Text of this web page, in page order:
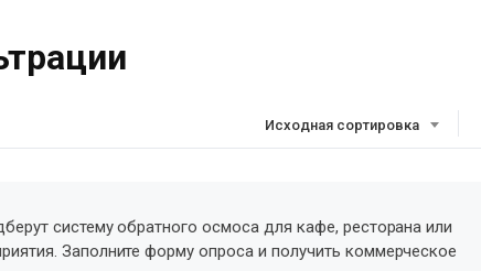
Исходная сортировка
систему обратного осмоса для кафе, ресторана или
Заполните форму опроса и получить коммерческое